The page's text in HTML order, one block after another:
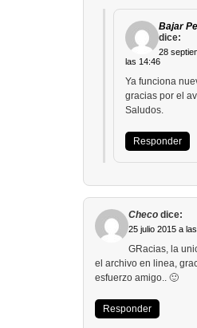
Bajar
dice:
28
las 14:46
Ya funciona
gracias por el
Saludos.
Responder
Checo dice:
25 julio 2015 a
GRacias, la
el archivo en linea,
esfuerzo amigo.. 🙂
Responder